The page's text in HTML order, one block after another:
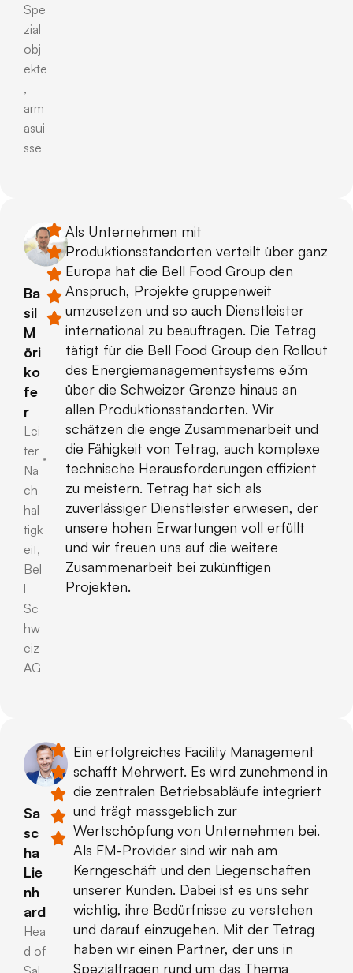
Spe
zial
obj
ekte
,
arm
asui
sse
Ba
sil
M
öri
ko
fe
r
Lei
ter
Na
ch
hal
tigk
eit,
Bel
l
Sc
hw
eiz
AG
Als Unternehmen mit
Produktionsstandorten verteilt über ganz
Europa hat die Bell Food Group den
Anspruch, Projekte gruppenweit
umzusetzen und so auch Dienstleister
international zu beauftragen. Die Tetrag
tätigt für die Bell Food Group den Rollout
des Energiemanagementsystems e3m
über die Schweizer Grenze hinaus an
allen Produktionsstandorten. Wir
schätzen die enge Zusammenarbeit und
die Fähigkeit von Tetrag, auch komplexe
technische Herausforderungen effizient
zu meistern. Tetrag hat sich als
zuverlässiger Dienstleister erwiesen, der
unsere hohen Erwartungen voll erfüllt
und wir freuen uns auf die weitere
Zusammenarbeit bei zukünftigen
Projekten.
Sa
sc
ha
Lie
nh
ard
Hea
d of
Ein erfolgreiches Facility Management
schafft Mehrwert. Es wird zunehmend in
die zentralen Betriebsabläufe integriert
und trägt massgeblich zur
Wertschöpfung von Unternehmen bei.
Als FM-Provider sind wir nah am
Kerngeschäft und den Liegenschaften
unserer Kunden. Dabei ist es uns sehr
wichtig, ihre Bedürfnisse zu verstehen
und darauf einzugehen. Mit der Tetrag
haben wir einen Partner, der uns in
Spezialfragen rund um das Thema